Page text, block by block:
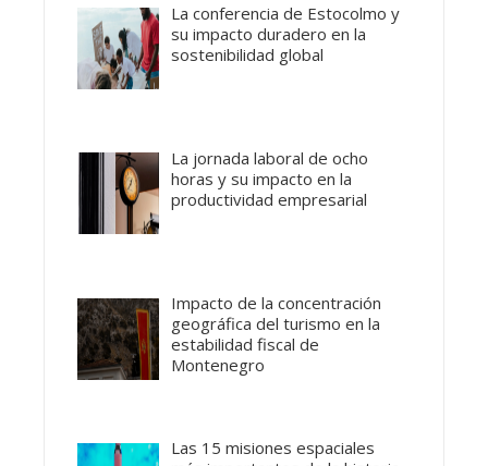
La conferencia de Estocolmo y
su impacto duradero en la
sostenibilidad global
La jornada laboral de ocho
horas y su impacto en la
productividad empresarial
Impacto de la concentración
geográfica del turismo en la
estabilidad fiscal de
Montenegro
Las 15 misiones espaciales